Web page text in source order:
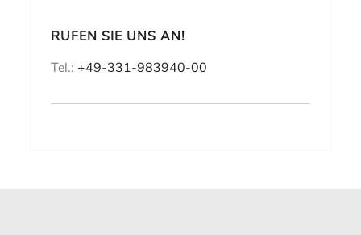
RUFEN SIE UNS AN!
Tel.: +49-331-983940-00